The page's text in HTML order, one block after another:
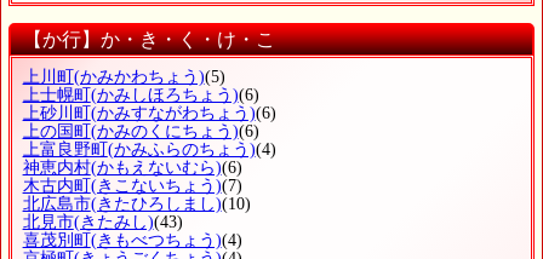
【か行】か・き・く・け・こ
上川町 (かみかわちょう)(5)
上士幌町 (かみしほろちょう)(6)
上砂川町 (かみすながわちょう)(6)
上の国町 (かみのくにちょう)(6)
上富良野町 (かみふらのちょう)(4)
神恵内村(かもえないむら)(6)
木古内町 (きこないちょう)(7)
北広島市(きたひろしまし)(10)
北見市(きたみし)(43)
喜茂別町 (きもべつちょう)(4)